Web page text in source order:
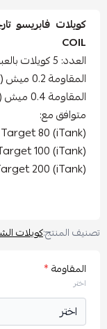
كويلات بالعبوة
0.2 ميش ( 60 - 75 واط )
0.4 ميش ( 50 - 60 واط )
مع:
Target 80
Target 100
Target 200
المنتج:كويلات الشيشة
*